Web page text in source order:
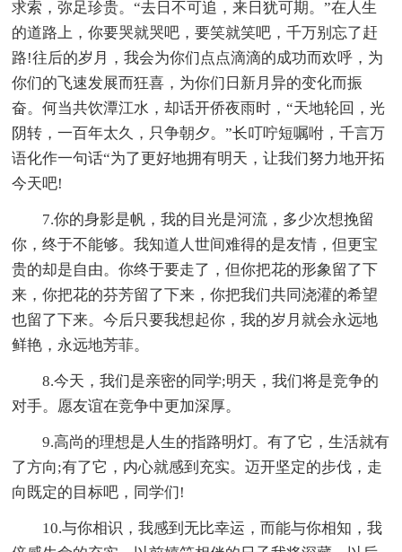
求索，弥足珍贵。“去日不可追，来日犹可期。”在人生
的道路上，你要哭就哭吧，要笑就笑吧，千万别忘了赶
路!往后的岁月，我会为你们点点滴滴的成功而欢呼，为
你们的飞速发展而狂喜，为你们日新月异的变化而振
奋。何当共饮潭江水，却话开侨夜雨时，“天地轮回，光
阴转，一百年太久，只争朝夕。”长叮咛短嘱咐，千言万
语化作一句话“为了更好地拥有明天，让我们努力地开拓
今天吧!
7.你的身影是帆，我的目光是河流，多少次想挽留
你，终于不能够。我知道人世间难得的是友情，但更宝
贵的却是自由。你终于要走了，但你把花的形象留了下
来，你把花的芬芳留了下来，你把我们共同浇灌的希望
也留了下来。今后只要我想起你，我的岁月就会永远地
鲜艳，永远地芳菲。
8.今天，我们是亲密的同学;明天，我们将是竞争的
对手。愿友谊在竞争中更加深厚。
9.高尚的理想是人生的指路明灯。有了它，生活就有
了方向;有了它，内心就感到充实。迈开坚定的步伐，走
向既定的目标吧，同学们!
10.与你相识，我感到无比幸运，而能与你相知，我